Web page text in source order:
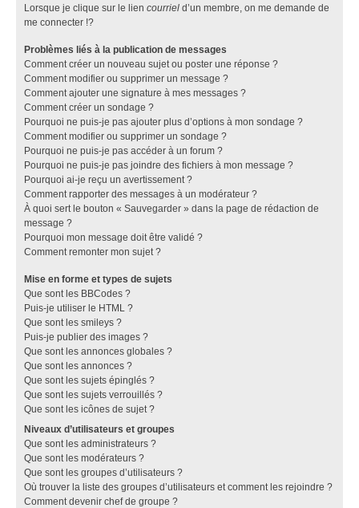
Lorsque je clique sur le lien courriel d’un membre, on me demande de
me connecter !?
Problèmes liés à la publication de messages
Comment créer un nouveau sujet ou poster une réponse ?
Comment modifier ou supprimer un message ?
Comment ajouter une signature à mes messages ?
Comment créer un sondage ?
Pourquoi ne puis-je pas ajouter plus d’options à mon sondage ?
Comment modifier ou supprimer un sondage ?
Pourquoi ne puis-je pas accéder à un forum ?
Pourquoi ne puis-je pas joindre des fichiers à mon message ?
Pourquoi ai-je reçu un avertissement ?
Comment rapporter des messages à un modérateur ?
À quoi sert le bouton « Sauvegarder » dans la page de rédaction de
message ?
Pourquoi mon message doit être validé ?
Comment remonter mon sujet ?
Mise en forme et types de sujets
Que sont les BBCodes ?
Puis-je utiliser le HTML ?
Que sont les smileys ?
Puis-je publier des images ?
Que sont les annonces globales ?
Que sont les annonces ?
Que sont les sujets épinglés ?
Que sont les sujets verrouillés ?
Que sont les icônes de sujet ?
Niveaux d’utilisateurs et groupes
Que sont les administrateurs ?
Que sont les modérateurs ?
Que sont les groupes d’utilisateurs ?
Où trouver la liste des groupes d’utilisateurs et comment les rejoindre ?
Comment devenir chef de groupe ?